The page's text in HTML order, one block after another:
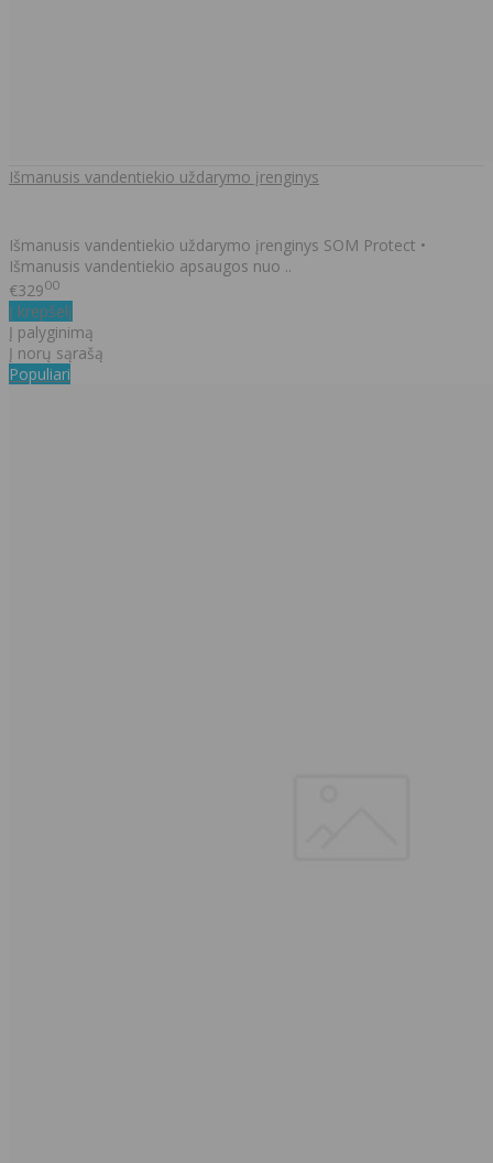
Išmanusis vandentiekio uždarymo įrenginys
Išmanusis vandentiekio uždarymo įrenginys SOM Protect •
Išmanusis vandentiekio apsaugos nuo ..
€32900
Į krepšelį
Į palyginimą
Į norų sąrašą
Populiari